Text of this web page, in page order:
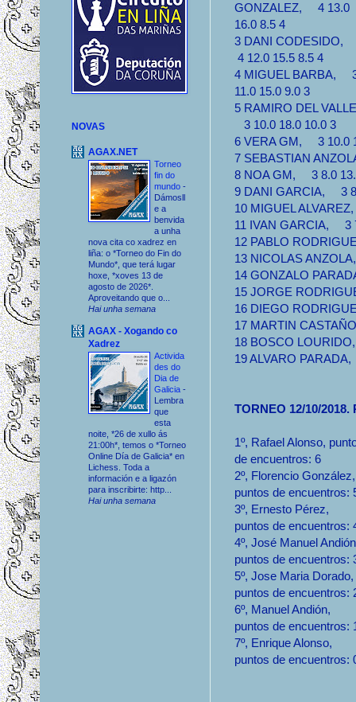
GONZALEZ, 4 13.0
16.0 8.5 4
3 DANI CODESIDO,
4 12.0 15.5 8.5 4
4 MIGUEL BARBA,
11.0 15.0 9.0 3
5 RAMIRO DEL
3 10.0 18.0 10.0 3
6 VERA GM, 3 10.0
7 SEBASTIAN
8 NOA GM, 3 8.0
9 DANI GARCIA, 3
10 MIGUEL
11 IVAN GARCIA, 3
12 PABLO
13 NICOLAS
14 GONZALO
15 JORGE
16 DIEGO
17 MARTIN
18 BOSCO
19 ALVARO
TORNEO 12/10/2018.
1º, Rafael Alonso,
de encuentros: 6
2º, Florencio González,
puntos de encuentros:
3º, Ernesto Pérez,
puntos de encuentros:
4º, José Manuel
puntos de encuentros:
5º, Jose Maria Dorado,
puntos de encuentros:
6º, Manuel Andión,
puntos de encuentros:
7º, Enrique Alonso,
puntos de encuentros:
NOVAS
AGAX.NET
Torneo
fin do
mundo -
Dámosll
e a
benvida
a unha
nova cita co xadrez en
liña: o *Torneo do Fin do
Mundo*, que terá lugar
hoxe, *xoves 13 de
agosto de 2026*.
Aproveitando que o...
Hai unha semana
AGAX - Xogando co
Xadrez
Activida
des do
Dia de
Galicia -
Lembra
que
esta
noite, *26 de xullo ás
21:00h*, temos o *Torneo
Online Día de Galicia* en
Lichess. Toda a
información e a ligazón
para inscribirte: http...
Hai unha semana